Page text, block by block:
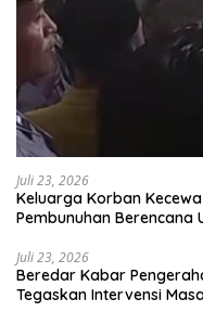
Juli 23, 2026
Keluarga Korban
Pembunuhan Berencana
Juli 23, 2026
Beredar Kabar
Tegaskan Intervensi Masa